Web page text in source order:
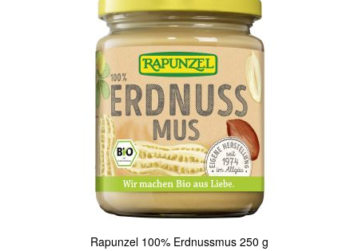
Rapunzel 100% Erdnussmus 250 g